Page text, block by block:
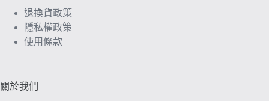
退換貨政策
隱私權政策
使用條款
關於我們